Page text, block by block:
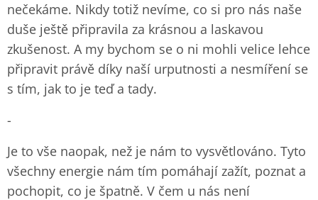
nečekáme. Nikdy totiž nevíme, co si pro nás naše
duše ještě připravila za krásnou a laskavou
zkušenost. A my bychom se o ni mohli velice lehce
připravit právě díky naší urputnosti a nesmíření se
s tím, jak to je teď a tady.
-
Je to vše naopak, než je nám to vysvětlováno. Tyto
všechny energie nám tím pomáhají zažít, poznat a
pochopit, co je špatně. V čem u nás není